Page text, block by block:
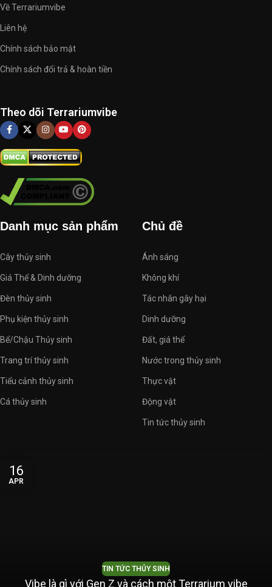
Về Terrariumvibe
Liên hệ
Chính sách bảo mật
Chính sách đổi trả & hoàn tiền
Theo dõi Terrariumvibe
Danh mục sản phẩm
Cây thủy sinh
Giá Thể & Dinh dưỡng
Đèn thủy sinh
Phụ kiện thủy sinh
Bể/Chậu Thủy sinh
Trang trí thủy sinh
Tiểu cảnh thủy sinh
Cá thủy sinh
Chủ đề
Ánh sáng
Không khí
Tác nhân gây hại
Dinh dưỡng
Đất, giá thể
Nước trong thủy sinh
Thực vật
Động vật
Tin tức thủy sinh
16
APR
TIN TỨC THỦY SINH
Vibe là gì với Gen Z và cách một Terrarium vibe